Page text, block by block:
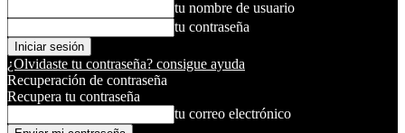
tu nombre de usuario
tu contraseña
¿Olvidaste tu contraseña? consigue ayuda
Recuperación de contraseña
Recupera tu contraseña
tu correo electrónico